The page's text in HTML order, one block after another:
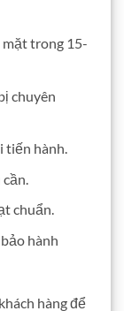
trong 15-
chuyên
tiến hành.
chuẩn.
hành
hàng để